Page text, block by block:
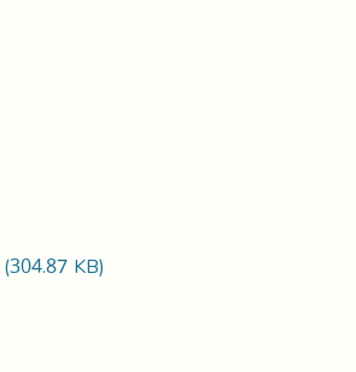
(304.87 KB)